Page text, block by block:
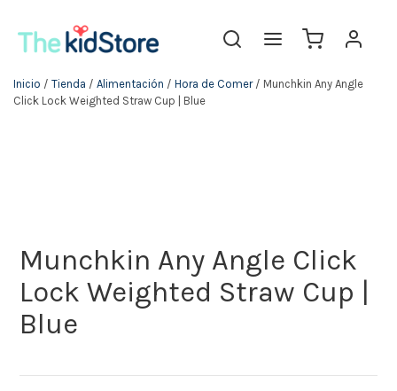
Inicio / Tienda / Alimentación / Hora de Comer/ Munchkin Any Angle
Click Lock Weighted Straw Cup | Blue
Munchkin Any Angle Click
Lock Weighted Straw Cup |
Blue